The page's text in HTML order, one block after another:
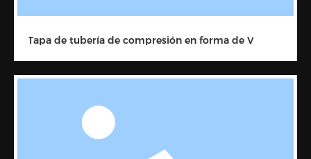
Tapa de tubería de compresión en forma de V